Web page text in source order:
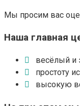
Мы просим вас
Наша главная
весёлый и
простоту
высокую